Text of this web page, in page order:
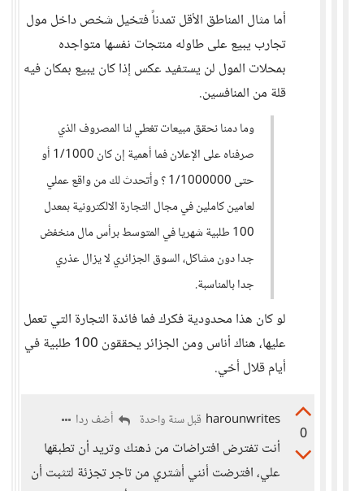
أما مثال المناطق الأقل تمدناً فتخيل شخص داخل مول
تجارب يبيع على طاوله منتجات نفسها متواجده
بمحلات المول لن يستفيد عكس إذا كان يبيع بمكان فيه
قلة من المنافسين.
وما دمنا نحقق مبيعات تغطي لنا المصروف الذي
صرفناه على الإعلان فما أهمية إن كان 1/1000 أو
حتى 1/1000000 ؟ وأتحدث لك من واقع عملي
لعامين كاملين في مجال التجارة الالكترونية بمعدل
100 طلبية شهريا في المتوسط برأس مال منخفض
جدا دون مشاكل، السوق الجزائري لا يزال عذري
جدا بالمناسبة.
لو كان هذا محدودية فكرك فما فائدة التجارة التي تعمل
عليها، هناك أناس ومن الجزائر يحققون 100 طلبية في
أيام قلال أخي.
0
harounwrites قبل سنة واحدة أضف ردا
أنت تفترض افتراضات من ذهنك وتريد أن تطبقها
علي، افترضت أنني أشتري من تاجر تجزئة لتثبت أن